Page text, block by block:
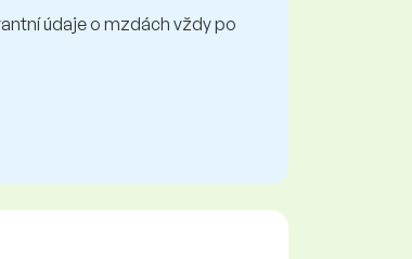
údaje o mzdách vždy po